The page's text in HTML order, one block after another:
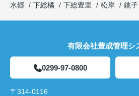
水郷
下総橘 下総豊里 松岸 銚子
有限会社豊成管理シ
0299-97-0800
〒314-0116